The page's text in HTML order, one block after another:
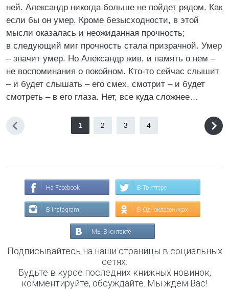
ней. Александр никогда больше не пойдет рядом. Как
если бы он умер. Кроме безысходности, в этой
мысли оказалась и неожиданная прочность;
в следующий миг прочность стала призрачной. Умер
– значит умер. Но Александр жив, и память о нем –
не воспоминания о покойном. Кто-то сейчас слышит
– и будет слышать – его смех, смотрит – и будет
смотреть – в его глаза. Нет, все куда сложнее…
1 2 3 4
На Facebook В Твиттере
В Instagram В Одноклассниках
Мы Вконтакте
Подписывайтесь на наши страницы в социальных
сетях.
Будьте в курсе последних книжных новинок,
комментируйте, обсуждайте. Мы ждём Вас!